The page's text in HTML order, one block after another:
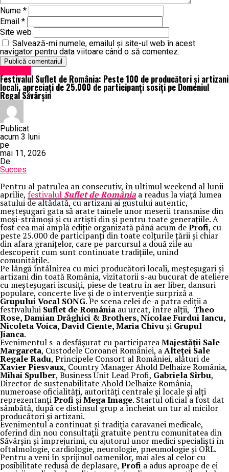
Nume *
Email *
Site web
Salvează-mi numele, emailul și site-ul web în acest
navigator pentru data viitoare când o să comentez.
Festivalul Suflet de România: Peste 100 de producători și artizani
locali, apreciați de 25.000 de participanți sosiți pe Domeniul
Regal Săvârșin
Publicat
acum 3 luni
pe
mai 11, 2026
De
Succes
Pentru al patrulea an consecutiv, în ultimul weekend al lunii
aprilie, festivalul Suflet de România a readus la viață lumea
satului de altădată, cu artizani ai gustului autentic,
meșteșugari gata să arate tainele unor meserii transmise din
moși-strămoși și cu artiști din și pentru toate generațiile. A
fost cea mai amplă ediție organizată până acum deProfi, cu
peste 25.000 de participanți din toate colțurile țării și chiar
din afara granițelor, care pe parcursul a două zile au
descoperit cum sunt continuate tradițiile, unind
comunitățile.
Pe lângă întâlnirea cu mici producători locali, meșteșugari și
artizani din toată România, vizitatorii s-au bucurat de ateliere
cu meșteșugari iscusiți, piese de teatru în aer liber, dansuri
populare, concerte live și de o intervenție surpriză a
Grupului Vocal SONG. Pe scena celei de-a patra ediții a
festivalului Suflet de România au urcat, între alții, Theo
Rose, Damian Drăghici & Brothers, Nicolae Furdui Iancu,
Nicoleta Voica, David Ciente, Maria Chivuși Grupul
Jianca.
Evenimentul s-a desfășurat cu participareaMajestății Sale
Margareta, Custodele Coroanei României, aAlteței Sale
Regale Radu, Principele Consort al României, alături de
Xavier Piesvaux, Country Manager Ahold Delhaize România,
Mihai Spulber, Business Unit Lead Profi, Gabriela Sîrbu,
Director de sustenabilitate Ahold Delhaize România,
numeroase oficialități, autorități centrale și locale și alți
reprezentanțiProfișiMega Image. Startul oficial a fost dat
sâmbătă, după ce distinsul grup a încheiat un tur al micilor
producători și artizani.
Evenimentul a continuat și tradiția caravanei medicale,
oferind din nou consultații gratuite pentru comunitatea din
Săvârșin și împrejurimi, cu ajutorul unor medici specialiști în
oftalmologie, cardiologie, neurologie, pneumologie și ORL.
Pentru a veni în sprijinul oamenilor, mai ales al celor cu
posibilitate redusă de deplasare, Profi a adus aproape de ei